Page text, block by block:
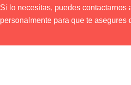
Si lo necesitas, puedes contactarnos
personalmente para que te asegures